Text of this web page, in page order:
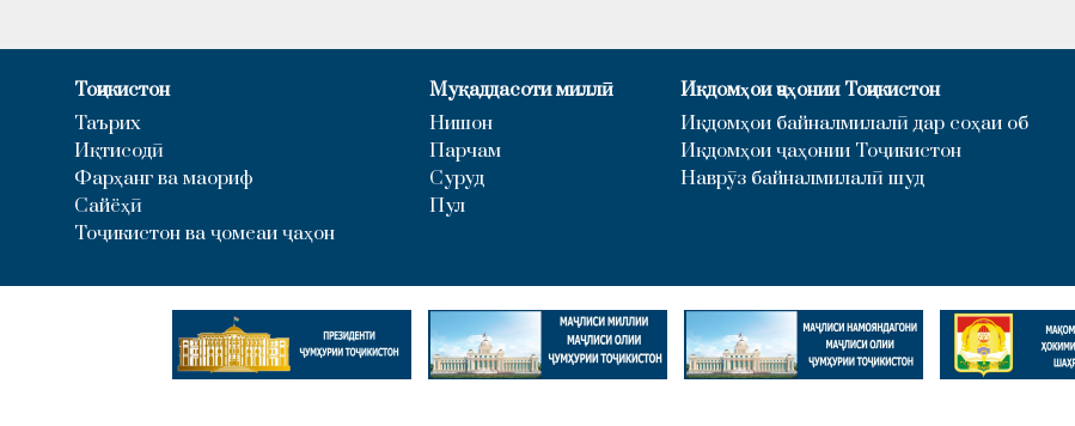
Тоҷикистон
Таърих
Иқтисодӣ
Фарҳанг ва маориф
Сайёҳӣ
Тоҷикистон ва ҷомеаи ҷаҳон
Муқаддасоти миллӣ
Нишон
Парчам
Суруд
Пул
Иқдомҳои ҷаҳонии Тоҷикистон
Иқдомҳои байналмилалӣ дар соҳаи об
Иқдомҳои ҷаҳонии Тоҷикистон
Наврӯз байналмилалӣ шуд